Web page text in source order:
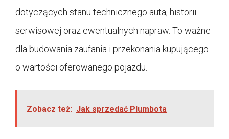
dotyczących stanu technicznego auta, historii
serwisowej oraz ewentualnych napraw. To ważne
dla budowania zaufania i przekonania kupującego
o wartości oferowanego pojazdu.
Zobacz też: Jak sprzedać Plumbota